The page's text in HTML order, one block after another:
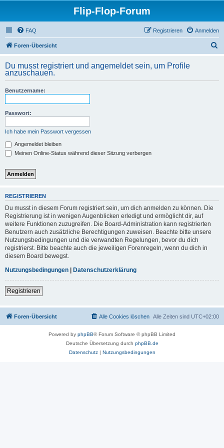
Flip-Flop-Forum
FAQ Anmelden
Registrieren
Foren-Übersicht
h
Du musst registriert und angemeldet sein, um Profile
anzuschauen.
Benutzername:
Passwort:
Ich habe mein Passwort vergessen
Angemeldet bleiben
Meinen Online-Status während dieser Sitzung verbergen
REGISTRIEREN
Du musst in diesem Forum registriert sein, um dich anmelden zu können. Die
Registrierung ist in wenigen Augenblicken erledigt und ermöglicht dir, auf
weitere Funktionen zuzugreifen. Die Board-Administration kann registrierten
Benutzern auch zusätzliche Berechtigungen zuweisen. Beachte bitte unsere
Nutzungsbedingungen und die verwandten Regelungen, bevor du dich
registrierst. Bitte beachte auch die jeweiligen Forenregeln, wenn du dich in
diesem Board bewegst.
Nutzungsbedingungen | Datenschutzerklärung
Registrieren
Foren-Übersicht Alle Zeiten sind UTC+02:00
Alle Cookies löschen
Powered by phpBB® Forum Software © phpBB Limited
Deutsche Übersetzung durch phpBB.de
Datenschutz| Nutzungsbedingungen